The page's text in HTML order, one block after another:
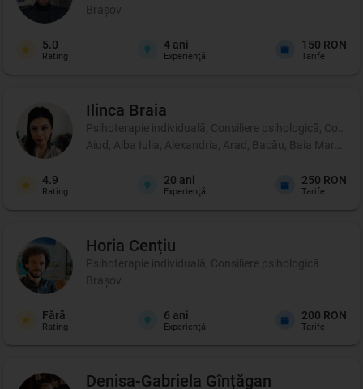
Brașov
5.0
Rating
4 ani
Experienţă
150 RON
Tarife
Ilinca Braia
Psihoterapie individuală, Consiliere psihologică,
Aiud, Alba Iulia, Alexandria, Arad, Bacău, Baia Mare,
4.9
Rating
20 ani
Experienţă
250 RON
Tarife
Horia Cențiu
Psihoterapie individuală, Consiliere psihologică
Brașov
Fără
Rating
6 ani
Experienţă
200 RON
Tarife
Denisa-Gabriela Gînțăgan